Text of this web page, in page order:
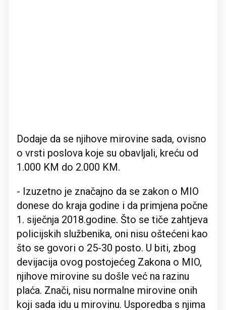
Dodaje da se njihove mirovine sada, ovisno
o vrsti poslova koje su obavljali, kreću od
1.000 KM do 2.000 KM.
- Izuzetno je značajno da se zakon o MIO
donese do kraja godine i da primjena počne
1. siječnja 2018.godine. Što se tiče zahtjeva
policijskih službenika, oni nisu oštećeni kao
što se govori o 25-30 posto. U biti, zbog
devijacija ovog postojećeg Zakona o MIO,
njihove mirovine su došle već na razinu
plaća. Znači, nisu normalne mirovine onih
koji sada idu u mirovinu. Usporedba s njima